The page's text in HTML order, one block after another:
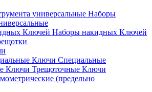
Наборы
Наборы накидных Ключей
Ключи Специальные
Трещоточные Ключи